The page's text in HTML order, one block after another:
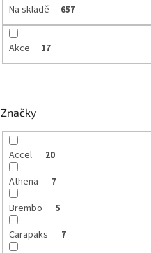
Na skladě 657
Akce 17
Značky
Accel 20
Athena 7
Brembo 5
Carapaks 7